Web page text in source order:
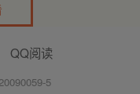
QQ阅读
5